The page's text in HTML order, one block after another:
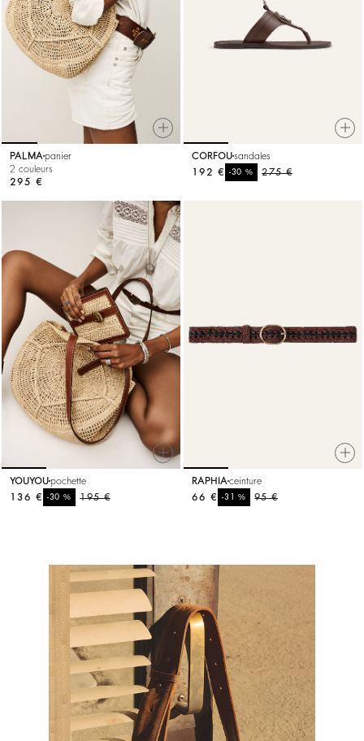
PALMA panier
2 couleurs
295 €
CORFOUsandales
275 €
-30%
192 €
YOUYOUpochette
195 €
-30%
136 €
RAPHIA ceinture
95 €
-31%
66 €